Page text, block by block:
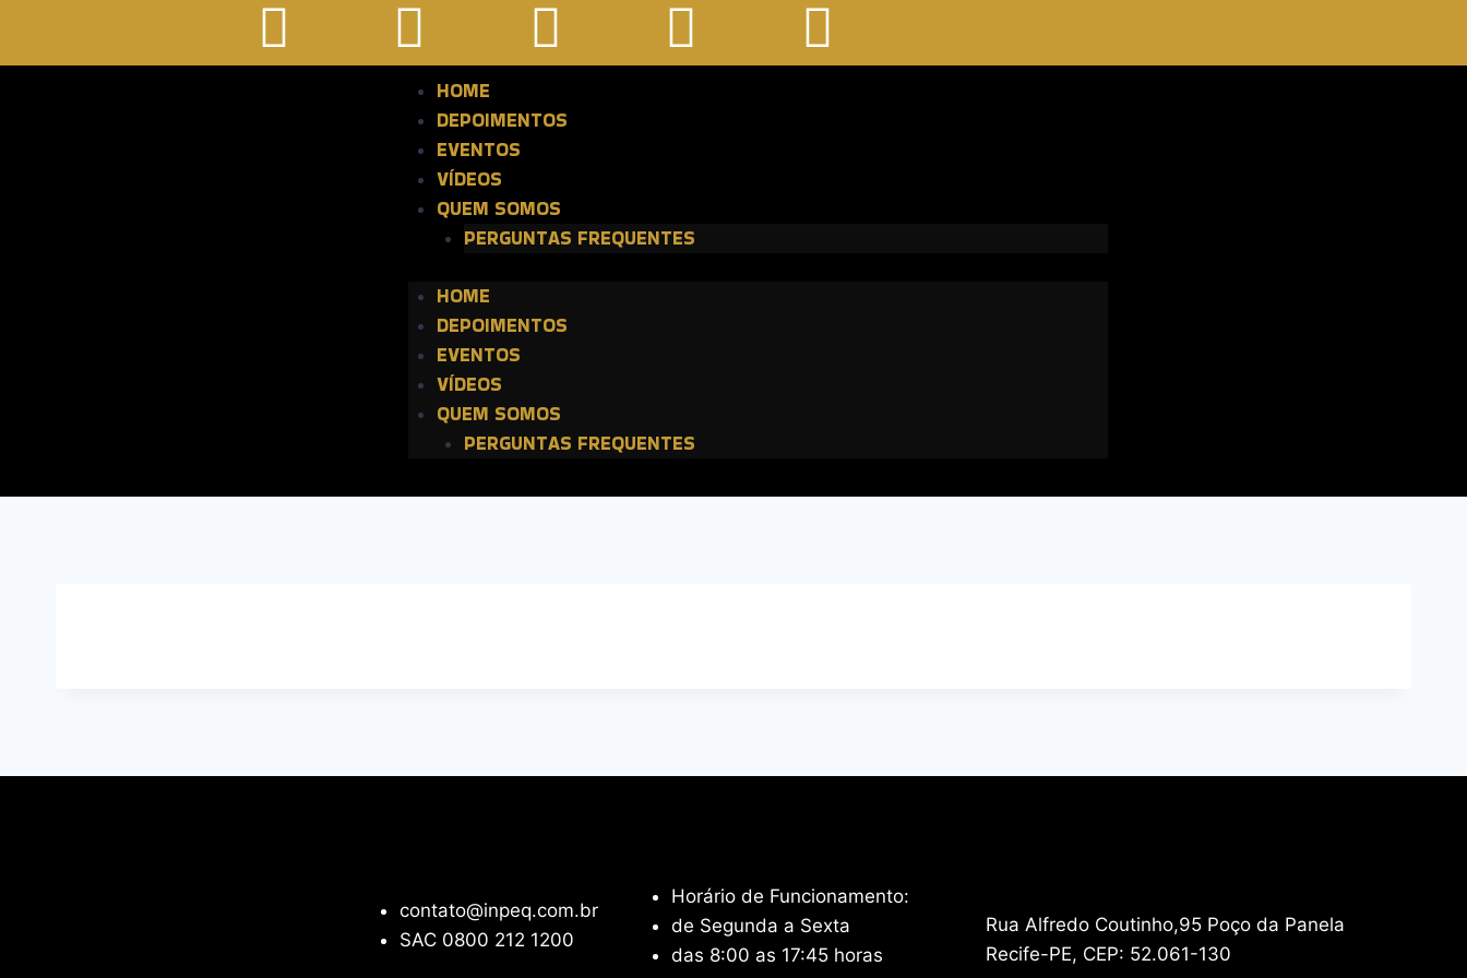
HOME
DEPOIMENTOS
EVENTOS
VÍDEOS
QUEM SOMOS
PERGUNTAS FREQUENTES
HOME
DEPOIMENTOS
EVENTOS
VÍDEOS
QUEM SOMOS
PERGUNTAS FREQUENTES
contato@inpeq.com.br
SAC 0800 212 1200
Horário de Funcionamento:
de Segunda a Sexta
das 8:00 as 17:45 horas
Rua Alfredo Coutinho,95 Poço da Panela
Recife-PE, CEP: 52.061-130